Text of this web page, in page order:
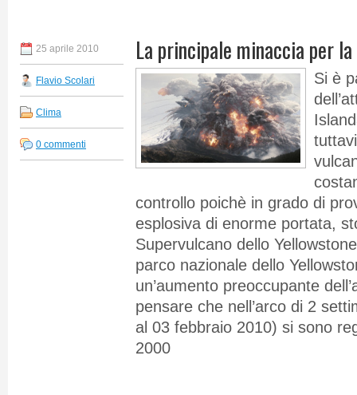
25 aprile 2010
Flavio Scolari
Clima
0 commenti
La principale minaccia per
Si è
controllo poichè in grado di
esplosiva di enorme portata,
Supervulcano dello
parco nazionale dello
un’aumento preoccupante
pensare che nell’arco di 2
al 03 febbraio 2010) si sono
2000